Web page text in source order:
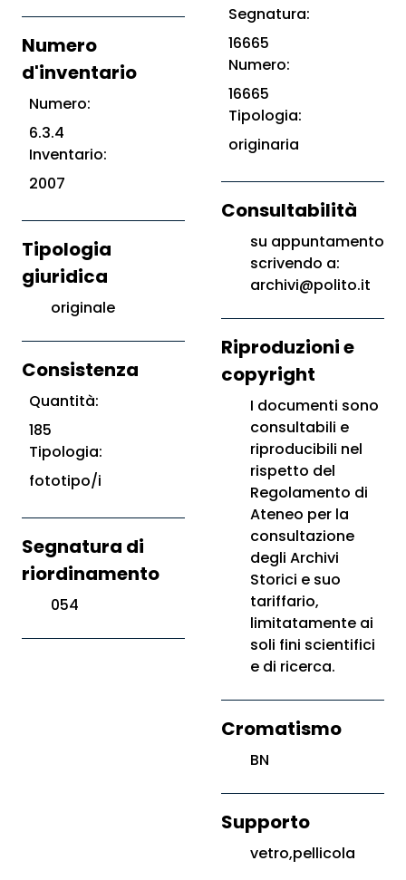
Numero
d'inventario
Numero:
6.3.4
Inventario:
2007
Tipologia
giuridica
originale
Consistenza
Quantità:
185
Tipologia:
fototipo/i
Segnatura di
riordinamento
054
Segnatura:
16665
Numero:
16665
Tipologia:
originaria
Consultabilità
su appuntamento
scrivendo a:
archivi@polito.it
Riproduzioni e
copyright
I documenti sono
consultabili e
riproducibili nel
rispetto del
Regolamento di
Ateneo per la
consultazione
degli Archivi
Storici e suo
tariffario,
limitatamente ai
soli fini scientifici
e di ricerca.
Cromatismo
BN
Supporto
vetro,pellicola